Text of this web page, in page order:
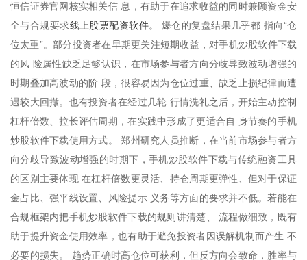
恒信证券官网核实相关信 息，有助于在追求收益的同时兼顾资金安
全与合规要求线上股票配资软件。 爆仓的复盘结果几乎都 指向“仓
位太重”。部分投资者在早期更关注短期收益，对手机炒股软件下载
的风 险属性缺乏足够认识，在市场参与者方向分歧导致波动增强的
时期叠加高波动的阶 段，很容易因为仓位过重、缺乏止损纪律而遭
遇较大回撤。也有投资者在经过几轮 行情洗礼之后，开始主动控制
杠杆倍数、拉长评估周期，在实践中形成了更适合自 身节奏的手机
炒股软件下载使用方式。 郑州研究人员推断，在当前市场参与者方
向分歧导致波动增强的时期下，手机炒股软件下载与传统融资工具
的区别主要体现 在杠杆倍数更灵活、持仓周期更弹性、但对于保证
金占比、强平线设置、风险提示 义务等方面的要求并不低。若能在
合规框架内把手机炒股软件下载的规则讲清楚、 流程做细致，既有
助于提升资金使用效率，也有助于避免投资者因误解机制而产生 不
必要的损失。 趋势正确时高仓位可获利，但反方向会致命，胜率与